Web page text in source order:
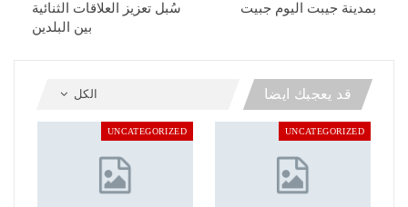
بمدينة جيبت اليوم جبيت
سُبل تعزيز العلاقات الثنائية
بين البلدين
الكل قد يعجبك ايضا
UNCATEGORIZED
UNCATEGORIZED